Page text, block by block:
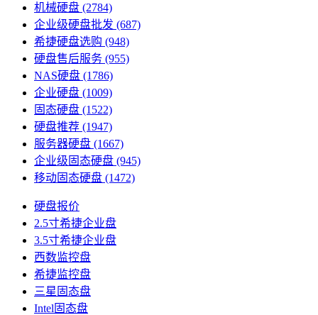
机械硬盘 (2784)
企业级硬盘批发 (687)
希捷硬盘选购 (948)
硬盘售后服务 (955)
NAS硬盘 (1786)
企业硬盘 (1009)
固态硬盘 (1522)
硬盘推荐 (1947)
服务器硬盘 (1667)
企业级固态硬盘 (945)
移动固态硬盘 (1472)
硬盘报价
2.5寸希捷企业盘
3.5寸希捷企业盘
西数监控盘
希捷监控盘
三星固态盘
Intel固态盘